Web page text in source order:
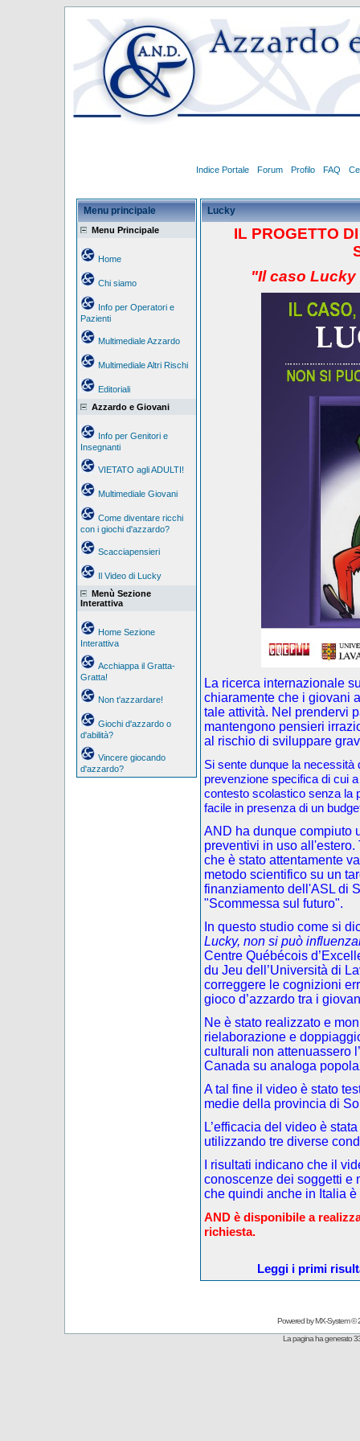
Indice Portale Forum Profilo FAQ
Menu principale
Menu Principale
Home
Chi siamo
Info per Operatori e
Pazienti
Multimediale Azzardo
Multimediale Altri Rischi
Editoriali
Azzardo e Giovani
Info per Genitori e
Insegnanti
VIETATO agli ADULTI!
Multimediale Giovani
Come diventare ricchi
con i giochi d'azzardo?
Scacciapensieri
Il Video di Lucky
Menù Sezione
Interattiva
Home Sezione
Interattiva
Acchiappa il Gratta-
Gratta!
Non t'azzardare!
Giochi d'azzardo o
d'abilità?
Vincere giocando
d'azzardo?
Lucky
IL PROGETTO
"Il caso
La ricerca internazionale
chiaramente che i giovani
tale attività. Nel prendervi
mantengono pensieri
al rischio di sviluppare
Si sente dunque la
prevenzione specifica di cui
contesto scolastico senza la
facile in presenza di un
AND ha dunque compiuto
preventivi in uso
che è stato attentamente
metodo scientifico su un
finanziamento dell'ASL di
"Scommessa sul futuro".
In questo studio come si
Lucky, non si può
Centre Québécois
du Jeu dell’Università di
correggere le cognizioni
gioco d’azzardo tra i
Ne è stato realizzato e
rielaborazione e
culturali non attenuassero
Canada su analoga
A tal fine il video è stato
medie della provincia di
L’efficacia del video è
utilizzando tre diverse
I risultati indicano che il
conoscenze dei soggetti e
che quindi anche in Italia
AND è disponibile a
richiesta.
Leggi i primi
Powered byMX-System©
La pagina ha generato